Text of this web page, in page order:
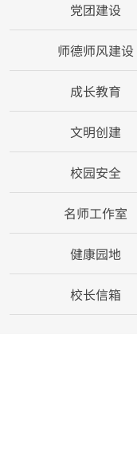
党团建设
师德师风建设
成长教育
文明创建
校园安全
名师工作室
健康园地
校长信箱